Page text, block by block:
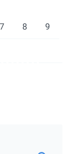
7 8 9